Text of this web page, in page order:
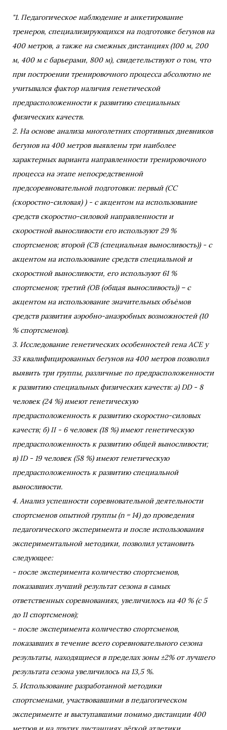
"1. Педагогическое наблюдение и анкетирование
тренеров, специализирующихся на подготовке бегунов на
400 метров, а также на смежных дистанциях (100 м, 200
м, 400 м с барьерами, 800 м), свидетельствуют о том, что
при построении тренировочного процесса абсолютно не
учитывался фактор наличия генетической
предрасположенности к развитию специальных
физических качеств.
2. На основе анализа многолетних спортивных дневников
бегунов на 400 метров выявлены три наиболее
характерных варианта направленности тренировочного
процесса на этапе непосредственной
предсоревновательной подготовки: первый (СС
(скоростно-силовая) ) - с акцентом на использование
средств скоростно-силовой направленности и
скоростной выносливости его используют 29 %
спортсменов; второй (СВ (специальная выносливость)) - с
акцентом на использование средств специальной и
скоростной выносливости, его используют 61 %
спортсменов; третий (ОВ (общая выносливость)) – с
акцентом на использование значительных объѐмов
средств развития аэробно-анаэробных возможностей (10
% спортсменов).
3. Исследование генетических особенностей гена АСЕ у
33 квалифицированных бегунов на 400 метров позволил
выявить три группы, различные по предрасположенности
к развитию специальных физических качеств: а) DD - 8
человек (24 %) имеют генетическую
предрасположенность к развитию скоростно-силовых
качеств; б) II - 6 человек (18 %) имеют генетическую
предрасположенность к развитию общей выносливости;
в) ID - 19 человек (58 %) имеют генетическую
предрасположенность к развитию специальной
выносливости.
4. Анализ успешности соревновательной деятельности
спортсменов опытной группы (n = 14) до проведения
педагогического эксперимента и после использования
экспериментальной методики, позволил установить
следующее:
- после эксперимента количество спортсменов,
показавших лучший результат сезона в самых
ответственных соревнованиях, увеличилось на 40 % (с 5
до 11 спортсменов);
- после эксперимента количество спортсменов,
показавших в течение всего соревновательного сезона
результаты, находящиеся в пределах зоны ±2% от лучшего
результата сезона увеличилось на 13,5 %.
5. Использование разработанной методики
спортсменами, участвовавшими в педагогическом
эксперименте и выступавшими помимо дистанции 400